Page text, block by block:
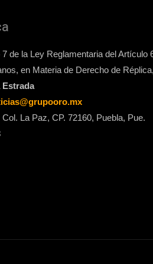
de la Ley Reglamentaria del
en Materia de Derecho de
Estrada
La Paz, CP. 72160, Puebla, Pue.